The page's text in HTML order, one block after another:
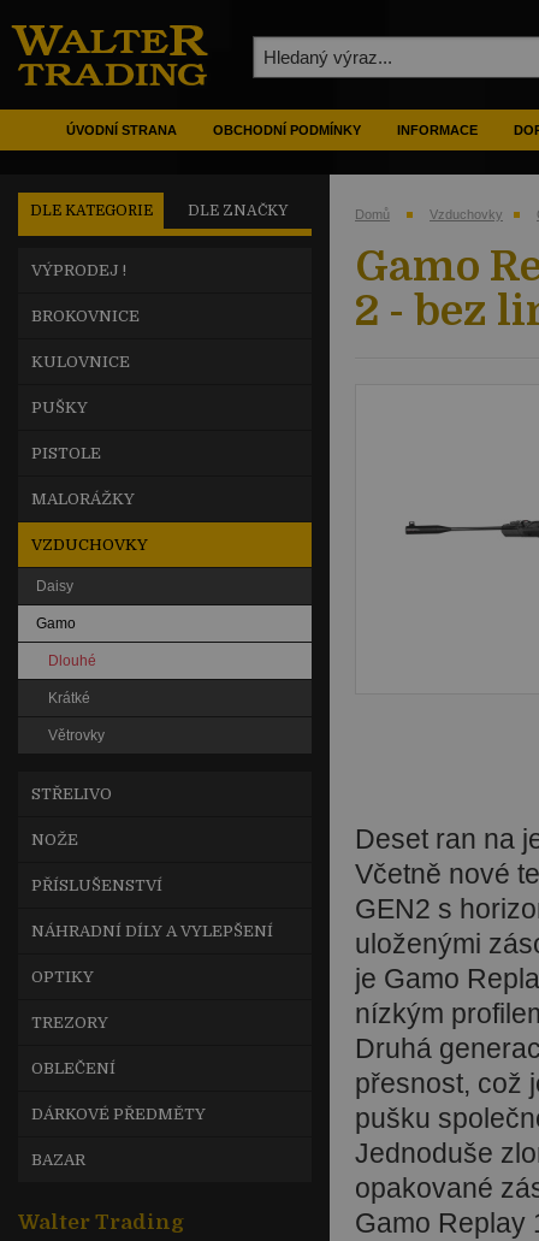
ÚVODNÍ STRANA OBCHODNÍ PODMÍNKY INFORMACE
Domů Vzduchovky
Gamo
2 - bez
Deset ran na
Včetně nové
GEN2 s
uloženými
je Gamo
nízkým
Druhá
přesnost, což
pušku
Jednoduše
opakované
Gamo Replay
DLE KATEGORIE DLE ZNAČKY
VÝPRODEJ !
BROKOVNICE
KULOVNICE
PUŠKY
PISTOLE
MALORÁŽKY
VZDUCHOVKY
Daisy
Gamo
Dlouhé
Krátké
Větrovky
STŘELIVO
NOŽE
PŘÍSLUŠENSTVÍ
NÁHRADNÍ DÍLY A VYLEPŠENÍ
OPTIKY
TREZORY
OBLEČENÍ
DÁRKOVÉ PŘEDMĚTY
BAZAR
Walter Trading